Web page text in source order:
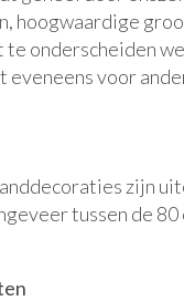
hoogwaardige
te onderscheiden
eveneens voor
zijn
tussen de 80